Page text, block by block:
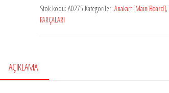
Stok kodu: A0275 Kategoriler: Anakart [Main Board],
PARÇALARI
AÇIKLAMA